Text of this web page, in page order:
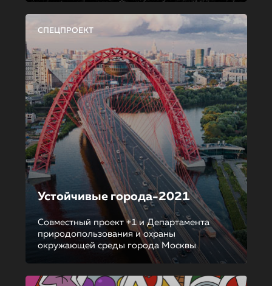
СПЕЦПРОЕКТ
Устойчивые города-2021
Совместный проект +1 и Департамента
природопользования и охраны
окружающей среды города Москвы